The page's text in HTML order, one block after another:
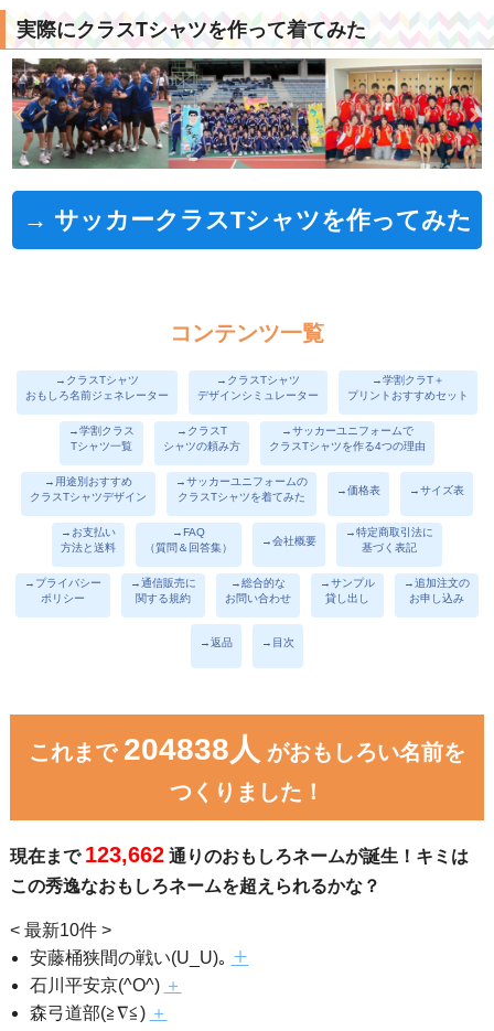
実際にクラスTシャツを作って着てみた
→ サッカークラスTシャツを作ってみた
コンテンツ一覧
→クラスTシャツ
おもしろ名前ジェネレーター
→クラスTシャツ
デザインシミュレーター
→学割クラT＋
プリントおすすめセット
→学割クラス
Tシャツ一覧
→クラスT
シャツの頼み方
→サッカーユニフォームで
クラスTシャツを作る4つの理由
→用途別おすすめ
クラスTシャツデザイン
→サッカーユニフォームの
クラスTシャツを着てみた
→価格表 →サイズ表
→お支払い
方法と送料
→FAQ
（質問＆回答集）
→会社概要
→特定商取引法に
基づく表記
→プライバシー
ポリシー
→通信販売に
関する規約
→総合的な
お問い合わせ
→サンプル
貸し出し
→追加注文の
お申し込み
→返品 →目次
これまで 204838人 がおもしろい名前を
つくりました！
現在まで 123,662通りのおもしろネームが誕生！キミは
この秀逸なおもしろネームを超えられるかな？
< 最新10件 >
安藤桶狭間の戦い(U_U)｡ ＋
石川平安京(^O^) ＋
森弓道部(≧∇≦) ＋